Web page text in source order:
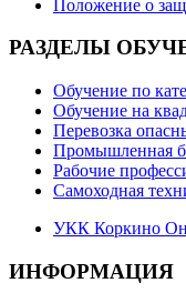
Положение о
РАЗДЕЛЫ
Обучение по
Обучение на
Перевозка
Промышленная
Рабочие
Самоходная
УКК Коркино
ИНФОРМАЦИЯ